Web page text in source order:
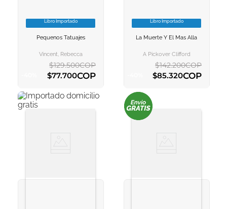
VER INFORMACION
Libro Importado
Pequenos Tatuajes
Vincent, Rebecca
$129.500COP
$77.700COP
AGREGAR AL CARRITO
VER INFORMACION
Libro Importado
La Muerte Y El Mas Alla
A Pickover Clifford
$142.200COP
$85.320COP
AGREGAR AL CARRITO